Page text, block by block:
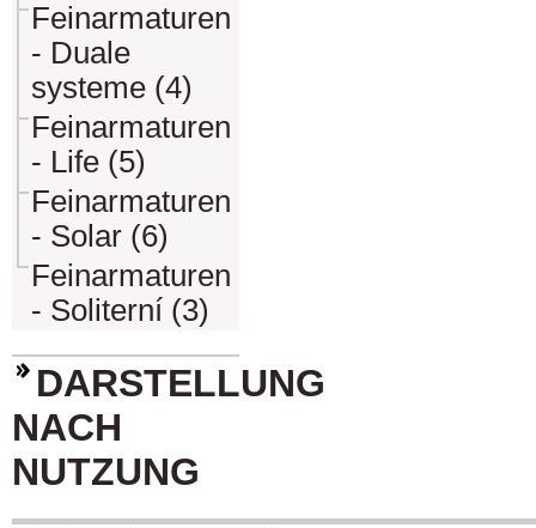
Feinarmaturen
- Duale
systeme (4)
Feinarmaturen
- Life (5)
Feinarmaturen
- Solar (6)
Feinarmaturen
- Soliterní (3)
DARSTELLUNG
NACH
NUTZUNG